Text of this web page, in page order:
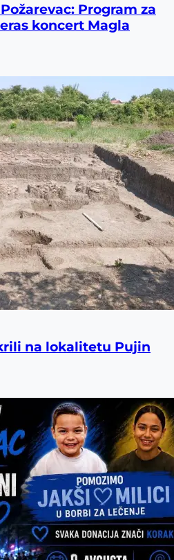
Program za
koncert Magla
na lokalitetu Pujin